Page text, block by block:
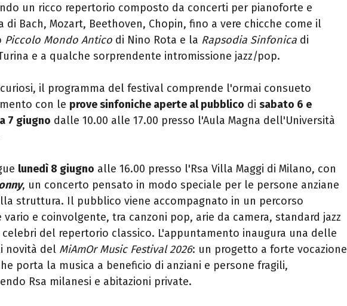
un ricco repertorio composto da concerti per pianoforte e
di Bach, Mozart, Beethoven, Chopin, fino a vere chicche come il
Piccolo Mondo Antico di Nino Rota e la Rapsodia Sinfonica di
e a qualche sorprendente intromissione jazz/pop.
il programma del festival comprende l'ormai consueto
con le prove sinfoniche aperte al pubblico di sabato 6 e
7 giugno dalle 10.00 alle 17.00 presso l'Aula Magna dell'Università
lunedì 8 giugno alle 16.00 presso l'Rsa Villa Maggi di Milano, con
, un concerto pensato in modo speciale per le persone anziane
struttura. Il pubblico viene accompagnato in un percorso
vario e coinvolgente, tra canzoni pop, arie da camera, standard jazz
celebri del repertorio classico. L'appuntamento inaugura una delle
novità del MiAmOr Music Festival 2026: un progetto a forte vocazione
porta la musica a beneficio di anziani e persone fragili,
Rsa milanesi e abitazioni private.